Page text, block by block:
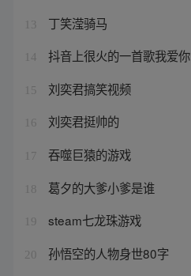
13 丁笑滢骑马
14 抖音上很火的一首歌我爱你
15 刘奕君搞笑视频
16 刘奕君挺帅的
17 吞噬巨猿的游戏
18 葛夕的大爹小爹是谁
19 steam七龙珠游戏
20 孙悟空的人物身世80字